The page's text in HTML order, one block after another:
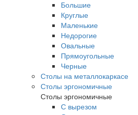
Большие
Круглые
Маленькие
Недорогие
Овальные
Прямоугольные
Черные
Столы на металлокаркасе
Столы эргономичные
Столы эргономичные
С вырезом